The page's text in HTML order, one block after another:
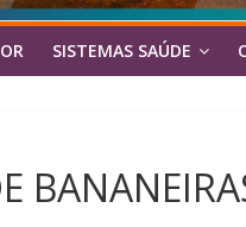
SISTEMAS SAÚDE